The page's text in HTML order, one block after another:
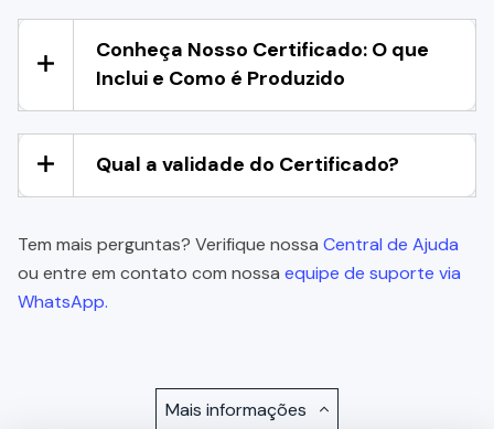
Conheça Nosso Certificado: O que
Inclui e Como é Produzido
Qual a validade do Certificado?
Tem mais perguntas? Verifique nossa Central de Ajuda
ou entre em contato com nossa equipe de suporte via
WhatsApp.
Mais informações